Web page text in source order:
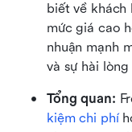
biết về
mức giá cao
nhuận mạnh
và sự hài
Tổng quan:
kiệm chi phí